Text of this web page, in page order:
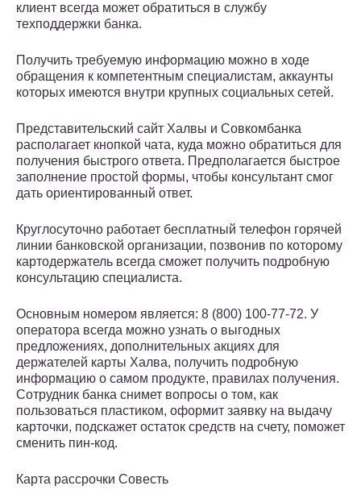
клиент всегда может обратиться в службу
техподдержки банка.
Получить требуемую информацию можно в ходе
обращения к компетентным специалистам, аккаунты
которых имеются внутри крупных социальных сетей.
Представительский сайт Халвы и Совкомбанка
располагает кнопкой чата, куда можно обратиться для
получения быстрого ответа. Предполагается быстрое
заполнение простой формы, чтобы консультант смог
дать ориентированный ответ.
Круглосуточно работает бесплатный телефон горячей
линии банковской организации, позвонив по которому
картодержатель всегда сможет получить подробную
консультацию специалиста.
Основным номером является: 8 (800) 100-77-72. У
оператора всегда можно узнать о выгодных
предложениях, дополнительных акциях для
держателей карты Халва, получить подробную
информацию о самом продукте, правилах получения.
Сотрудник банка снимет вопросы о том, как
пользоваться пластиком, оформит заявку на выдачу
карточки, подскажет остаток средств на счету, поможет
сменить пин-код.
Карта рассрочки Совесть